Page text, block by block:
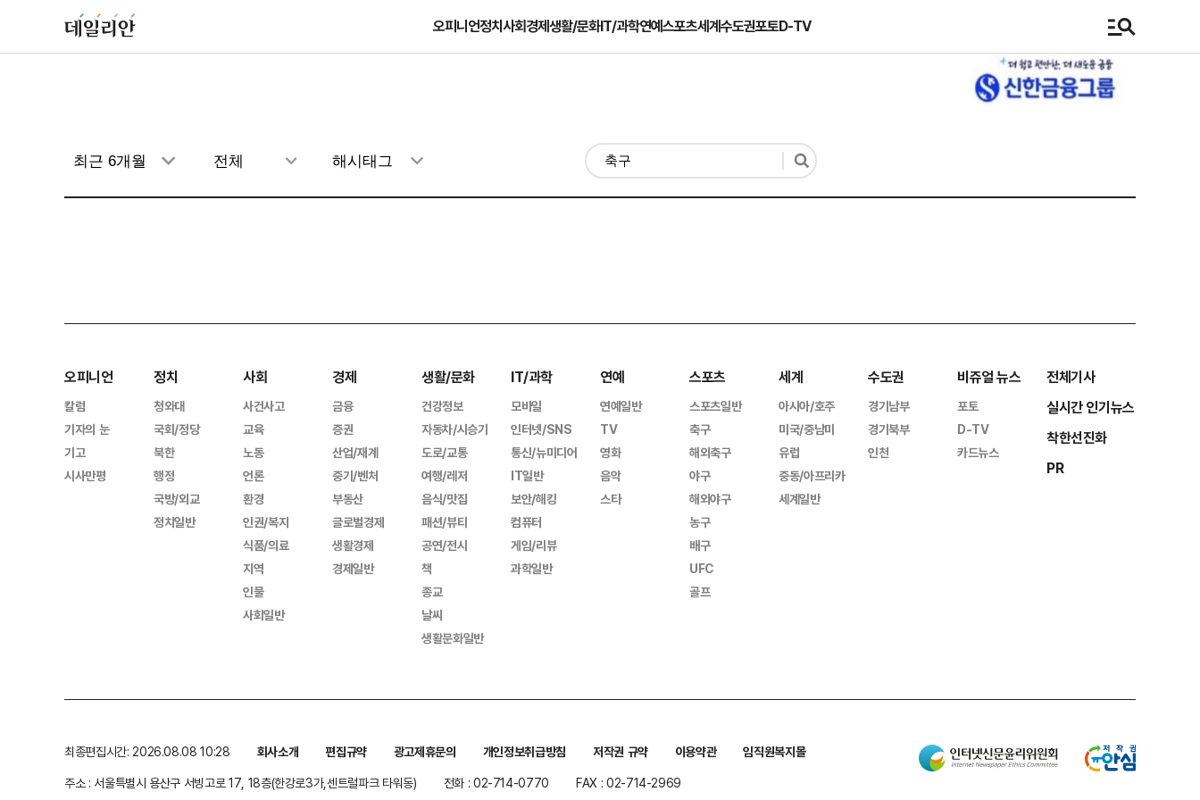
오피니언정치사회경제생활/문화IT/과학연예스포츠세계수도권포토D-TV
오피니언
칼럼
기자의 눈
기고
시사만평
정치
청와대
국회/정당
북한
행정
국방/외교
정치일반
사회
사건사고
교육
노동
언론
환경
인권/복지
식품/의료
지역
인물
사회일반
경제
금융
증권
산업/재계
중기/벤처
부동산
글로벌경제
생활경제
경제일반
생활/문화
건강정보
자동차/시승기
도로/교통
여행/레저
음식/맛집
패션/뷰티
공연/전시
책
종교
날씨
생활문화일반
IT/과학
모바일
인터넷/SNS
통신/뉴미디어
IT일반
보안/해킹
컴퓨터
게임/리뷰
과학일반
연예
연예일반
TV
영화
음악
스타
스포츠
스포츠일반
축구
해외축구
야구
해외야구
농구
배구
UFC
골프
세계
아시아/호주
미국/중남미
유럽
중동/아프리카
세계일반
수도권
경기남부
경기북부
인천
비쥬얼 뉴스
포토
D-TV
카드뉴스
전체기사
실시간 인기뉴스
착한선진화
PR
최종편집시간: 2026.08.08 10:28 회사소개 편집규약 광고제휴문의 개인정보취급방침 저작권 규약 이용약관
임직원복지몰
주소 : 서울특별시 용산구 서빙고로 17, 18층(한강로3가,센트럴파크 타워동)
전화 : 02-714-0770 FAX : 02-714-2969